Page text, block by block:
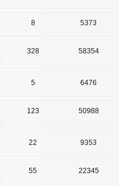
8 5373
328 58354
5 6476
123 50988
22 9353
55 22345